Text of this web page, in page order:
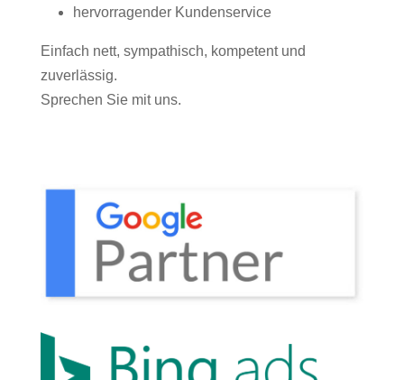
hervorragender Kundenservice
Einfach nett, sympathisch, kompetent und
zuverlässig.
Sprechen Sie mit uns.